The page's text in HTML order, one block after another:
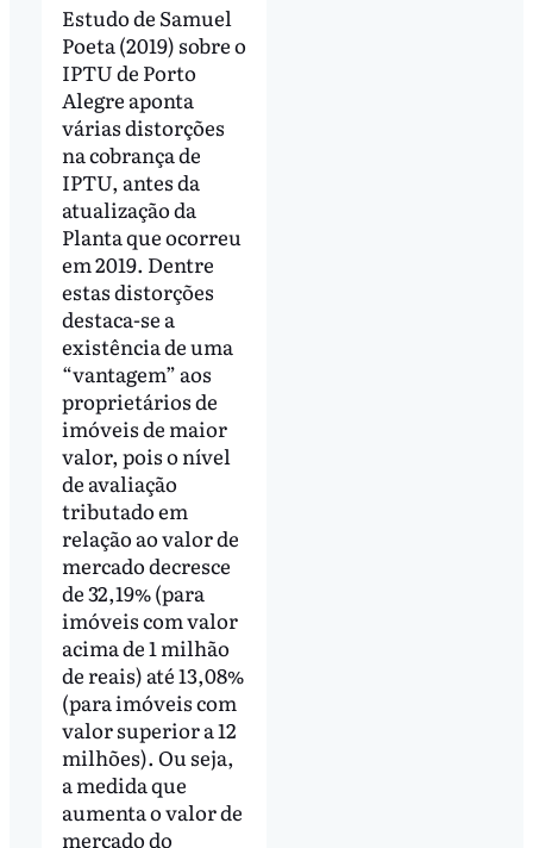
Estudo de Samuel
Poeta (2019) sobre o
IPTU de Porto
Alegre aponta
várias distorções
na cobrança de
IPTU, antes da
atualização da
Planta que ocorreu
em 2019. Dentre
estas distorções
destaca-se a
existência de uma
“vantagem” aos
proprietários de
imóveis de maior
valor, pois o nível
de avaliação
tributado em
relação ao valor de
mercado decresce
de 32,19% (para
imóveis com valor
acima de 1 milhão
de reais) até 13,08%
(para imóveis com
valor superior a 12
milhões). Ou seja,
a medida que
aumenta o valor de
mercado do